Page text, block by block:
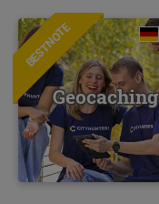
BESTNOTE
Geocaching